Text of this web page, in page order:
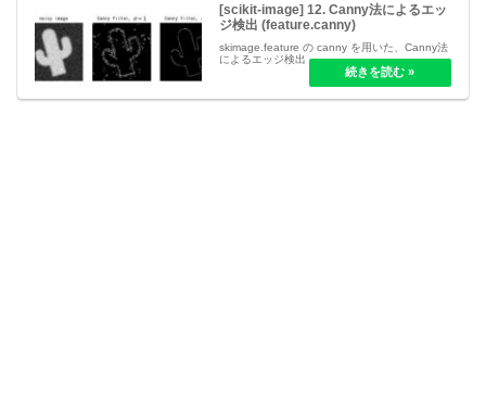
[scikit-image] 12. Canny法によるエッ
ジ検出 (feature.canny)
skimage.feature の canny を用いた、Canny法
によるエッジ検出